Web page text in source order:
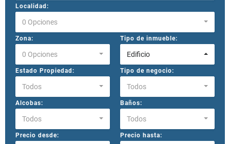
Localidad:
0 Opciones
Zona:
0 Opciones
Tipo de inmueble:
Edificio
Estado Propiedad:
Todos
Tipo de negocio:
Todos
Alcobas:
Todos
Baños:
Todos
Precio desde: Precio hasta: